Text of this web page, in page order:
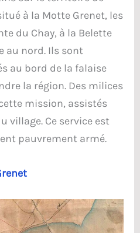
à la Motte Grenet, les
du Chay, à la Belette
au nord. Ils sont
au bord de la falaise
la région. Des milices
mission, assistés
village. Ce service est
pauvrement armé.